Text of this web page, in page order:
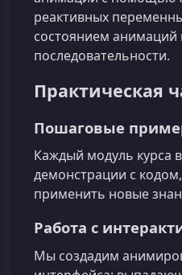
реактивных
состоянием анимаций
последовательности.
Практическая
Пошаговые
Каждый модуль курса
демонстрации с
применить новые
Работа с
Мы создадим